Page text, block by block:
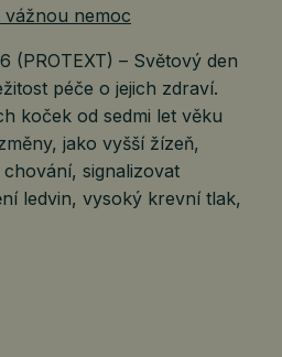
(PROTEXT) – Světový den
péče o jejich zdraví.
koček od sedmi let věku
jako vyšší žízeň,
signalizovat
ledvin, vysoký krevní tlak,